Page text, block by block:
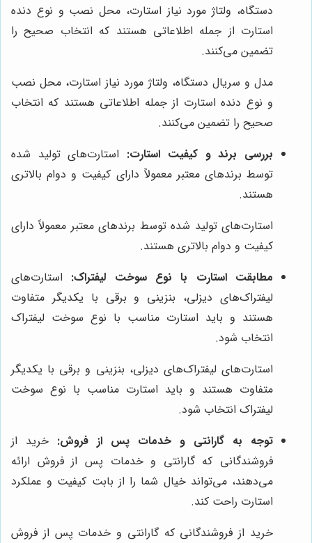
دستگاه، ولتاژ مورد نیاز استارت، محل نصب و نوع دنده
استارت از جمله اطلاعاتی هستند که انتخاب صحیح را
تضمین می‌کنند.
مدل و سریال دستگاه، ولتاژ مورد نیاز استارت، محل نصب
و نوع دنده استارت از جمله اطلاعاتی هستند که انتخاب
صحیح را تضمین می‌کنند.
بررسی برند و کیفیت استارت: استارت‌های تولید شده
توسط برندهای معتبر معمولاً دارای کیفیت و دوام بالاتری
هستند.
استارت‌های تولید شده توسط برندهای معتبر معمولاً دارای
کیفیت و دوام بالاتری هستند.
مطابقت استارت با نوع سوخت لیفتراک: استارت‌های
لیفتراک‌های دیزلی، بنزینی و برقی با یکدیگر متفاوت
هستند و باید استارت مناسب با نوع سوخت لیفتراک
انتخاب شود.
استارت‌های لیفتراک‌های دیزلی، بنزینی و برقی با یکدیگر
متفاوت هستند و باید استارت مناسب با نوع سوخت
لیفتراک انتخاب شود.
توجه به گارانتی و خدمات پس از فروش: خرید از
فروشندگانی که گارانتی و خدمات پس از فروش ارائه
می‌دهند، می‌تواند خیال شما را از بابت کیفیت و عملکرد
استارت راحت کند.
خرید از فروشندگانی که گارانتی و خدمات پس از فروش